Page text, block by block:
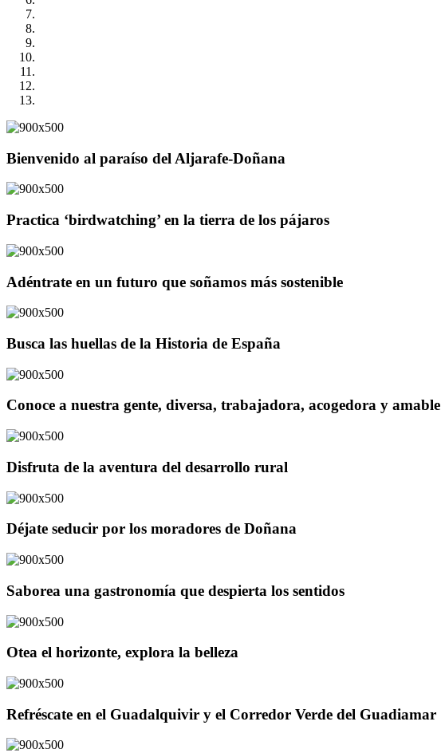
Bienvenido al paraíso del Aljarafe-Doñana
Practica ‘birdwatching’ en la tierra de los pájaros
Adéntrate en un futuro que soñamos más sostenible
Busca las huellas de la Historia de España
Conoce a nuestra gente, diversa, trabajadora, acogedora y amable
Disfruta de la aventura del desarrollo rural
Déjate seducir por los moradores de Doñana
Saborea una gastronomía que despierta los sentidos
Otea el horizonte, explora la belleza
Refréscate en el Guadalquivir y el Corredor Verde del Guadiamar